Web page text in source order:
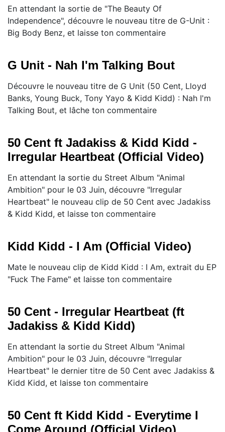
En attendant la sortie de "The Beauty Of
Independence", découvre le nouveau titre de G-Unit :
Big Body Benz, et laisse ton commentaire
G Unit - Nah I'm Talking Bout
Découvre le nouveau titre de G Unit (50 Cent, Lloyd
Banks, Young Buck, Tony Yayo & Kidd Kidd) : Nah I'm
Talking Bout, et lâche ton commentaire
50 Cent ft Jadakiss & Kidd Kidd -
Irregular Heartbeat (Official Video)
En attendant la sortie du Street Album "Animal
Ambition" pour le 03 Juin, découvre "Irregular
Heartbeat" le nouveau clip de 50 Cent avec Jadakiss
& Kidd Kidd, et laisse ton commentaire
Kidd Kidd - I Am (Official Video)
Mate le nouveau clip de Kidd Kidd : I Am, extrait du EP
"Fuck The Fame" et laisse ton commentaire
50 Cent - Irregular Heartbeat (ft
Jadakiss & Kidd Kidd)
En attendant la sortie du Street Album "Animal
Ambition" pour le 03 Juin, découvre "Irregular
Heartbeat" le dernier titre de 50 Cent avec Jadakiss &
Kidd Kidd, et laisse ton commentaire
50 Cent ft Kidd Kidd - Everytime I
Come Around (Official Video)